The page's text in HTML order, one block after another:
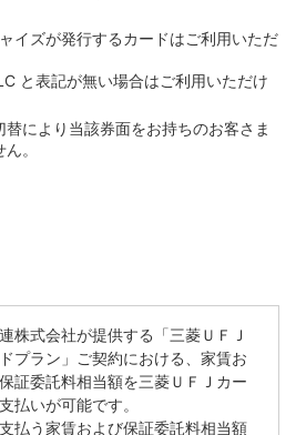
イズが発行するカードはご利用いただ
と表記が無い場合はご利用いただけ
により当該券面をお持ちのお客さま
。
株式会社が提供する「三菱ＵＦＪ
プラン」ご契約における、家賃お
証委託料相当額を三菱ＵＦＪカー
払いが可能です。
払う家賃および保証委託料相当額